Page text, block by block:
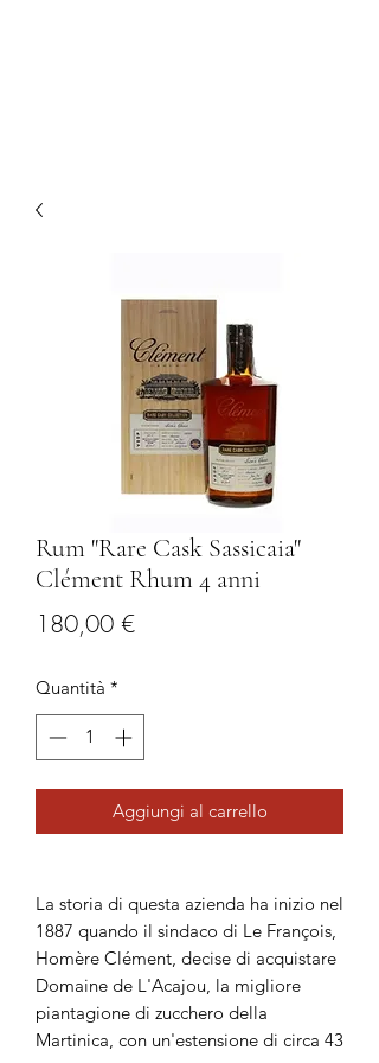
Rum "Rare Cask Sassicaia"
Clément Rhum 4 anni
180,00 €Prezzo
Quantità *
Aggiungi al carrello
La storia di questa azienda ha inizio nel
1887 quando il sindaco di Le François,
Homère Clément, decise di acquistare
Domaine de L'Acajou, la migliore
piantagione di zucchero della
Martinica, con un'estensione di circa 43